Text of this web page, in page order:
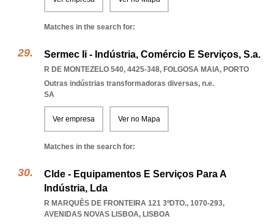
Matches in the search for:
Sermec Ii - Indústria, Comércio E Serviços, S.a.
R DE MONTEZELO 540, 4425-348, FOLGOSA MAIA, PORTO
Outras indústrias transformadoras diversas, n.e.
SA
Ver empresa Ver no Mapa
Matches in the search for:
Clde - Equipamentos E Serviços Para A
Indústria, Lda
R MARQUÊS DE FRONTEIRA 121 3ºDTO., 1070-293,
AVENIDAS NOVAS LISBOA, LISBOA